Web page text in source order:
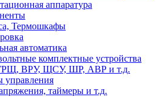
аппаратура
Термошкафы
автоматика
комплектные устройства
ВРУ, ЩСУ, ШР, АВР и т.д.
управления
таймеры и т.д.